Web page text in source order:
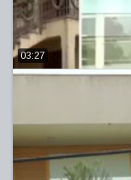
03:27